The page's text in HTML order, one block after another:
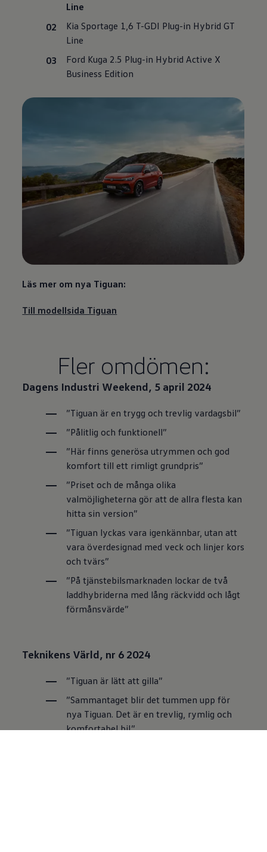
Line
Kia Sportage 1,6 T-GDI Plug-in Hybrid GT
Line
Ford Kuga 2.5 Plug-in Hybrid Active X
Business Edition
Läs mer om nya Tiguan:
Till modellsida Tiguan
Fler omdömen:
Dagens Industri Weekend, 5 april 2024
”Tiguan är en trygg och trevlig vardagsbil”
”Pålitlig och funktionell”
”Här finns generösa utrymmen och god
komfort till ett rimligt grundpris”
”Priset och de många olika
valmöjligheterna gör att de allra flesta kan
hitta sin version”
”Tiguan lyckas vara igenkännbar, utan att
vara överdesignad med veck och linjer kors
och tvärs”
”På tjänstebilsmarknaden lockar de två
laddhybriderna med lång räckvidd och lågt
förmånsvärde”
Teknikens Värld, nr 6 2024
”Tiguan är lätt att gilla”
”Sammantaget blir det tummen upp för
nya Tiguan. Det är en trevlig, rymlig och
komfortabel bil.”